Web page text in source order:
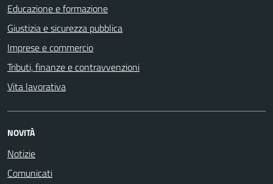
Educazione e formazione
Giustizia e sicurezza pubblica
Imprese e commercio
Tributi, finanze e contravvenzioni
Vita lavorativa
NOVITÀ
Notizie
Comunicati